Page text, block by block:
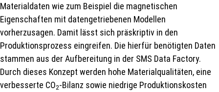
Materialdaten wie zum Beispiel die magnetischen
Eigenschaften mit datengetriebenen Modellen
vorherzusagen. Damit lässt sich präskriptiv in den
Produktionsprozess eingreifen. Die hierfür benötigten Daten
stammen aus der Aufbereitung in der SMS Data Factory.
Durch dieses Konzept werden hohe Materialqualitäten, eine
verbesserte CO2-Bilanz sowie niedrige Produktionskosten